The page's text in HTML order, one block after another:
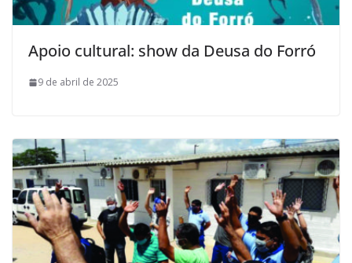
Apoio cultural: show da Deusa do Forró
9 de abril de 2025